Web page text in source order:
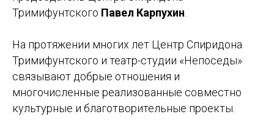
Тримифунтского Павел Карпухин
На протяжении многих лет Центр Спиридона
Тримифунтского и театр-студии «Непоседы»
связывают добрые отношения и
многочисленные реализованные совместно
культурные и благотворительные проекты.